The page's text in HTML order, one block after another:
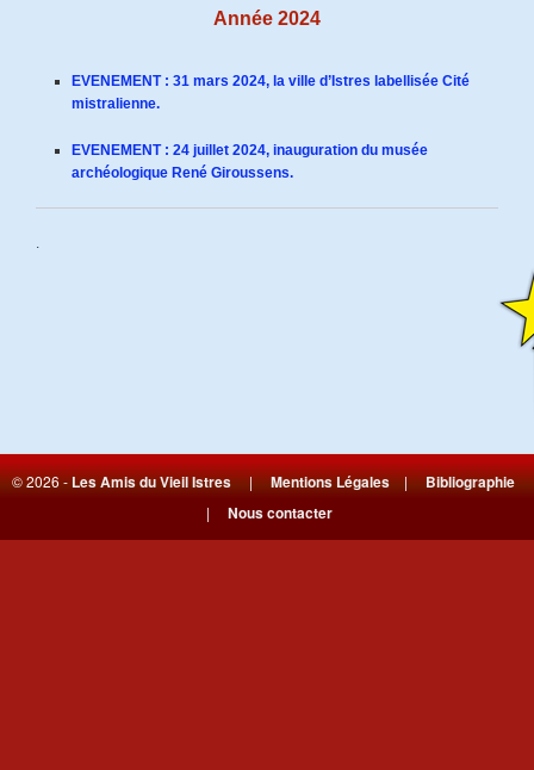
Année 2024
EVENEMENT : 31 mars 2024, la ville d’Istres labellisée Cité
mistralienne.
EVENEMENT : 24 juillet 2024, inauguration du musée
archéologique René Giroussens.
© 2026 -Les Amis du Vieil Istres|Mentions Légales|Bibliographie
| Nous contacter